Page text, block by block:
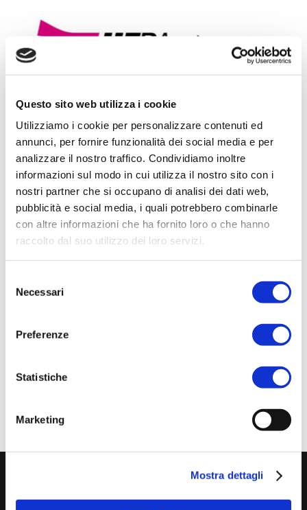
Questo sito web utilizza i cookie
Utilizziamo i cookie per personalizzare contenuti ed
annunci, per fornire funzionalità dei social media e per
analizzare il nostro traffico. Condividiamo inoltre
informazioni sul modo in cui utilizza il nostro sito con i
nostri partner che si occupano di analisi dei dati web,
pubblicità e social media, i quali potrebbero combinarle
con altre informazioni che ha fornito loro o che hanno
raccolto dal suo utilizzo dei loro servizi.
delNecessari
Preferenze
Statistiche
Marketing
Mostra dettagli
Blog
Download
Lavora con noi
Contatti
Vai a Diemme Filtration
In occasione della visita di monitoraggio, è stato
presentato oggi il nuovo partner del progetto
Cross Life: Herambiente.
Herambiente installerà un impianto dimostrativo
presso il sito in Via Baiona a Ravenna, dove verrà
trattamento delle acque reflue industriali TAS per